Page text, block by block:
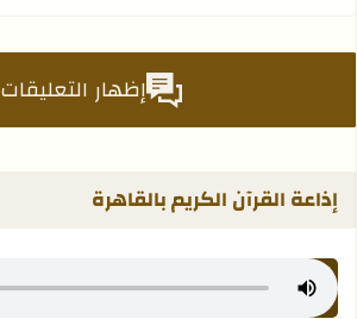
إظهار التعليقات
إذاعة القرآن الكريم بالقاهرة